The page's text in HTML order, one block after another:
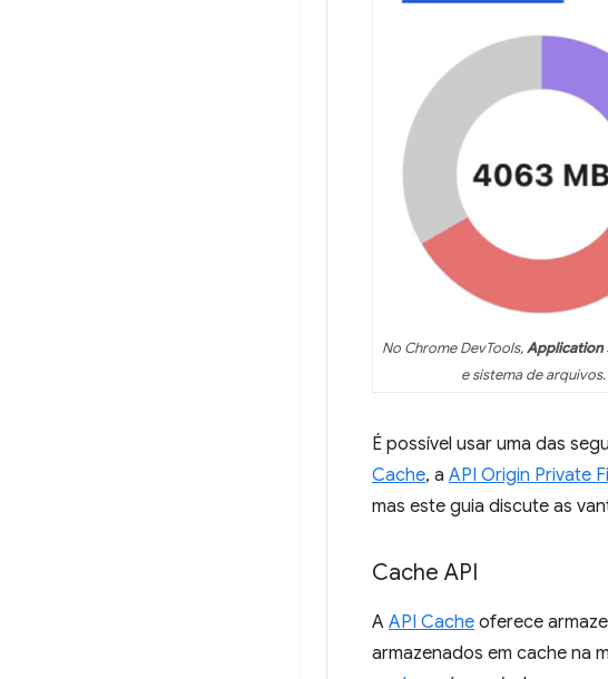
No Chrome DevTools,Application
e sistema de
É possível usar uma das
Cache, a API Origin Private
mas este guia discute as
Cache API
A API Cache oferece
armazenados em cache na